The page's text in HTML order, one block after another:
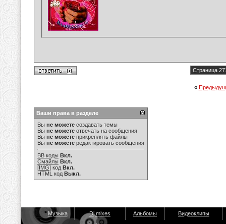
Страница
«
Ваши права в разделе
Вы не можете создавать темы
Вы не можете отвечать на сообщения
Вы не можете прикреплять файлы
Вы не можете редактировать сообщения
BB коды Вкл.
Смайлы Вкл.
[IMG] код Вкл.
HTML код Выкл.
Музыка Dj mixes Альбомы Видеоклипы